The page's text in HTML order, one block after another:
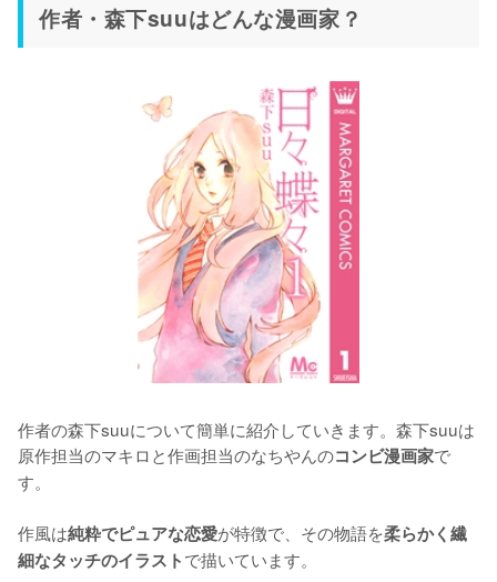
作者・森下suuはどんな漫画家？
作者の森下suuについて簡単に紹介していきます。森下suuは
原作担当のマキロと作画担当のなちやんのコンビ漫画家で
す。
作風は純粋でピュアな恋愛が特徴で、その物語を柔らかく繊
細なタッチのイラストで描いています。